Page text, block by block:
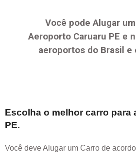
Você pode Alugar
Aeroporto Caruaru PE e
aeroportos do Brasil e
Escolha o melhor carro para
PE.
Você deve Alugar um Carro de